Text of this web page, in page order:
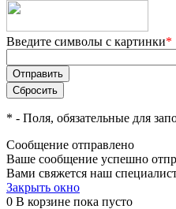
Введите символы с картинки*
* - Поля, обязательные для
Сообщение отправлено
Ваше сообщение успешно
Вами свяжется наш
Закрыть окно
0 В корзине пока пусто